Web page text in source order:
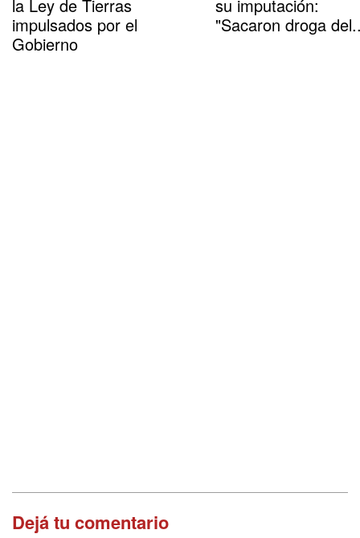
la Ley de Tierras
impulsados por el
Gobierno
su imputación:
"Sacaron droga
Dejá tu comentario